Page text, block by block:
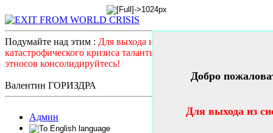
Подумайте над этим : Для выхода из системного
катастрофического кризиса таланты и гении всех стран и
этносов консолидируйтесь!
Валентин ГОРИЗДРА
Админ
Добро
Для выхода из